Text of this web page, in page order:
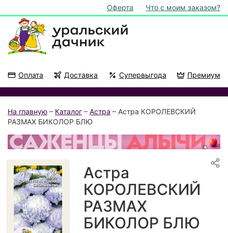
Оферта Что с моим заказом?
Оплата Доставка Супервыгода Премиум
На главную – Каталог – Астра – Астра КОРОЛЕВСКИЙ
РАЗМАХ БИКОЛОР БЛЮ
Астра
КОРОЛЕВСКИЙ
РАЗМАХ
БИКОЛОР БЛЮ